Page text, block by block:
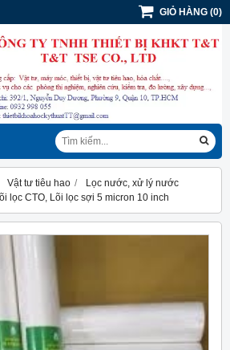
GIỎ HÀNG (0)
Vật tư tiêu hao
Lọc nước, xử lý nước
lọc CTO, Lõi lọc sợi 5 micron 10 inch